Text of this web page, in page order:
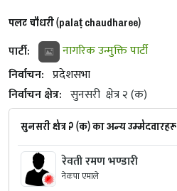
पलट चौधरी (palaṭ chaudharee)
पार्टी:
नागरिक उन्मुक्ति पार्टी
निर्वाचन: प्रदेशसभा
निर्वाचन क्षेत्र: सुनसरी क्षेत्र २ (क)
सुनसरी क्षेत्र २ (क) का अन्य उम्मेदवारहरू
रेवती रमण भण्‍डारी
नेकपा एमाले